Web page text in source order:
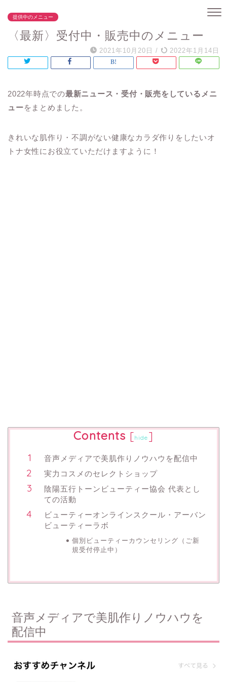
提供中のメニュー
〈最新〉受付中・販売中のメニュー
2021年10月20日 / 2022年1月14日
2022年時点での最新ニュース・受付・販売をしているメニ
ューをまとめました。
きれいな肌作り・不調がない健康なカラダ作りをしたいオ
トナ女性にお役立ていただけますように！
Contents [hide ]
音声メディアで美肌作りノウハウを配信中
実力コスメのセレクトショップ
陰陽五行トーンビューティー協会 代表とし
ての活動
ビューティーオンラインスクール・アーバン
ビューティーラボ
個別ビューティーカウンセリング（ご新
規受付停止中）
音声メディアで美肌作りノウハウを
配信中